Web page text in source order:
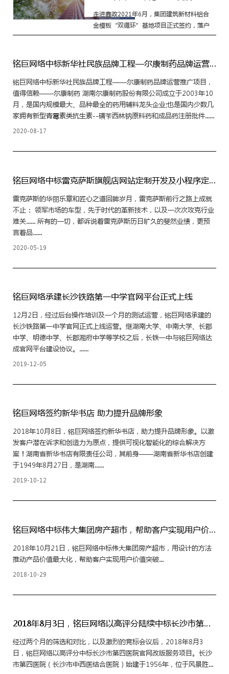
走进鑫政2021年6月，集团建筑新材料铝合
金模板“双循环”基地项目正式签约，落户
于株洲高新区，项目将建成集熔铸、挤压、
智能办公、电子商务和现代物流等功能完备
的铝合金模......
铭巨网络中标新华社民族品牌工程—尔康制药品牌运营推广项目
铭巨网络中标新华社民族品牌工程——尔康制药品牌运营推广项目，
值得信赖——尔康制药 湖南尔康制药股份有限公司成立于2003年10
月，是国内规模最大、品种最全的药用辅料龙头企业;也是国内少数几
家拥有新型青霉素类抗生素--磺苄西林钠原料药和成品药注册批件......
2020-08-17
铭巨网络中标雷克萨斯旗舰店网站定制开发及小程序定制开发
雷克萨斯的华丽乐章和匠心之道回眸岁月，雷克萨斯前行之路上成就
不止： 领军市场的车型，先于时代的革新技术，以及一次次攻克行业
难关...... 所有的一切，都诉说着雷克萨斯历日旷久的斐然业绩，更预
言着品......
2020-05-19
铭巨网络承建长沙铁路第一中学官网平台正式上线
12月2日，经过后台操作培训及一个月的测试运营，铭巨网络承建的
长沙铁路第一中学官网正式上线运营。继湖南大学、中南大学、长郡
中学、明德中学、长郡湘府中学等学校之后，长铁一中与铭巨网络达
成官网平台建设协议。......
2019-12-05
铭巨网络签约新华书店 助力提升品牌形象
2018年10月8日，铭巨网络签约新华书店，助力提升品牌形象。以激
发客户潜在诉求和创造力为原点，提供可视化智能化的综合解决方
案！湖南省新华书店有限责任公司，其前身——湖南省新华书店创建
于1949年8月27日，是湖南......
2019-10-12
铭巨网络中标伟大集团房产超市，帮助客户实现用户价值突破
2018年10月21日，铭巨网络中标伟大集团房产超市，用设计的方法
推动产品价值最大化，帮助客户实现用户价值突破...
2018-10-29
2018年8月3日，铭巨网络以高评分陆续中标长沙市第四医院官网服务项目
经过两个月的筛选和对比，以及激烈的竞标会议后，2018年8月3
日，铭巨网络以高评分中标长沙市第四医院官网改版服务项目。长沙
市第四医院（长沙市中西医结合医院）始建于1956年，位于风景胜...